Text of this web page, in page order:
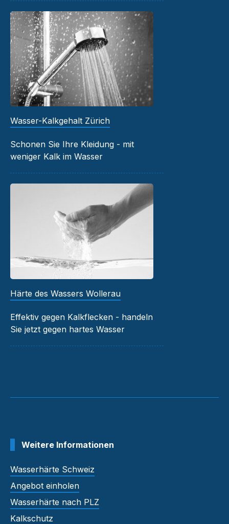
Wasser-Kalkgehalt Zürich
Schonen Sie Ihre Kleidung - mit
weniger Kalk im Wasser
Härte des Wassers Wollerau
Effektiv gegen Kalkflecken - handeln
Sie jetzt gegen hartes Wasser
Weitere Informationen
Wasserhärte Schweiz
Angebot einholen
Wasserhärte nach PLZ
Kalkschutz